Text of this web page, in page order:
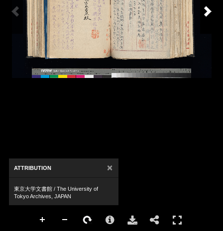
ATTRIBUTION ×
東京大学文書館 / The University of
Tokyo Archives, JAPAN